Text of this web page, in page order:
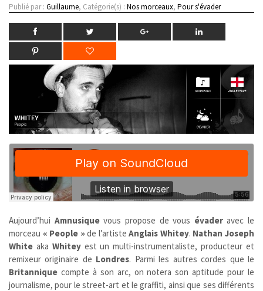
Publié par : Guillaume, Catégorie(s) : Nos morceaux, Pour s'évader
Aujourd’hui Amnusiquevous propose de vous évaderavec le
morceau « People » de l’artisteAnglais Whitey. Nathan Joseph
White aka Whiteyest un multi-instrumentaliste, producteur et
remixeur originaire de Londres. Parmi les autres cordes que le
Britannique compte à son arc, on notera son aptitude pour le
journalisme, pour le street-art et le graffiti, ainsi que ses différents